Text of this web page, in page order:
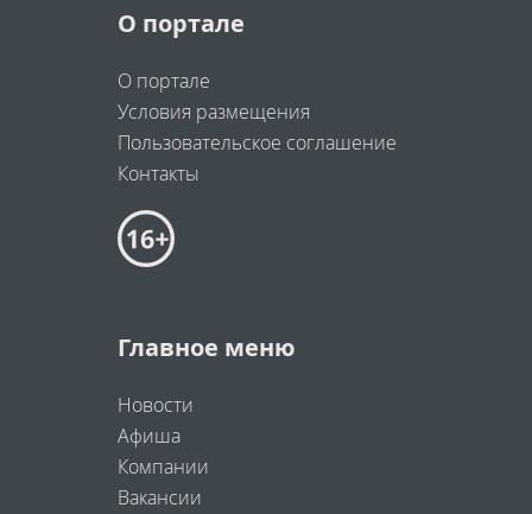
О портале
О портале
Условия размещения
Пользовательское соглашение
Контакты
Главное меню
Новости
Афиша
Компании
Вакансии